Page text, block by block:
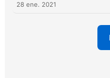
28 ene. 2021